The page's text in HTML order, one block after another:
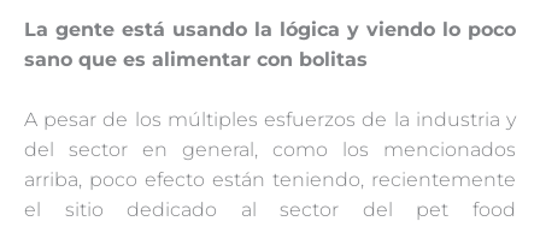
La gente está usando la lógica y viendo lo poco
sano que es alimentar con bolitas
A pesar de los múltiples esfuerzos de la industria y
del sector en general, como los mencionados
arriba, poco efecto están teniendo, recientemente
el sitio dedicado al sector del pet food